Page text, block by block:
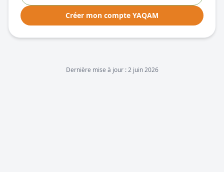
Créer mon compte YAQAM
Dernière mise à jour :2 juin 2026